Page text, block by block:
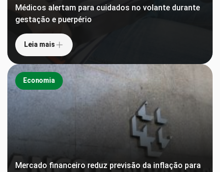
Médicos alertam para cuidados no volante durante
gestação e puerpério
Leia mais
Economia
Mercado financeiro reduz previsão da inflação para